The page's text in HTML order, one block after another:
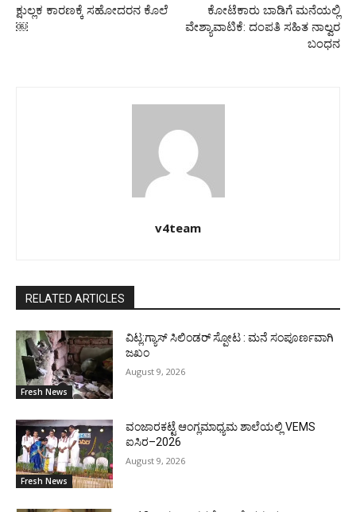
ಕ್ಷುಲ್ಲಕ ಕಾರಣಕ್ಕೆ ಸಹೋದರನ ಕೊಲೆ
￼
ಕೋಟೆಕಾರು ಬಾಡಿಗೆ ಮನೆಯಲ್ಲಿ
ವೇಶ್ಯಾವಾಟಿಕೆ: ದಂಪತಿ ಸಹಿತ ನಾಲ್ವರ
ಬಂಧನ
v4team
RELATED ARTICLES
Fresh News
ವಿಟ್ಲ:ಗ್ಯಾಸ್ ಸಿಲಿಂಡರ್ ಸ್ಪೋಟ : ಮನೆ ಸಂಪೂರ್ಣವಾಗಿ
ಜಖಂ
August 9, 2026
Fresh News
ವಂಜಾರಕಟ್ಟೆ ಆಂಗ್ಲಮಾಧ್ಯಮ ಶಾಲೆಯಲ್ಲಿ VEMS
ಐಸಿರ–2026
August 9, 2026